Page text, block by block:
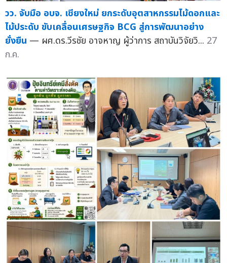
วว. จับมือ อบจ. เชียงใหม่ ยกระดับอุตสาหกรรมไม้ดอกและ
ไม้ประดับ ขับเคลื่อนเศรษฐกิจ BCG สู่การพัฒนาอย่าง
ยั่งยืน — ผศ.ดร.วีรชัย อาจหาญ ผู้ว่าการ สถาบันวิจัยวิ... 27
ก.ค.